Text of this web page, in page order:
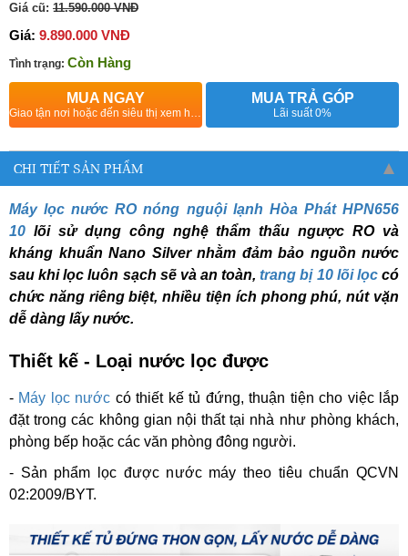
Giá cũ: 11.590.000 VNĐ
Giá: 9.890.000 VNĐ
Tình trạng: Còn Hàng
MUA NGAY
Giao tận nơi hoặc đến siêu thị xem hàng
MUA TRẢ GÓP
Lãi suất 0%
CHI TIẾT SẢN PHẨM
Máy lọc nước RO nóng nguội lạnh Hòa Phát HPN656
10 lõi sử dụng công nghệ thẩm thấu ngược RO và
kháng khuẩn Nano Silver nhằm đảm bảo nguồn nước
sau khi lọc luôn sạch sẽ và an toàn,trang bị 10 lõi lọccó
chức năng riêng biệt, nhiều tiện ích phong phú, nút vặn
dễ dàng lấy nước.
Thiết kế - Loại nước lọc được
- Máy lọc nước có thiết kế tủ đứng, thuận tiện cho việc lắp
đặt trong các không gian nội thất tại nhà như phòng khách,
phòng bếp hoặc các văn phòng đông người.
- Sản phẩm lọc được nước máy theo tiêu chuẩn QCVN
02:2009/BYT.